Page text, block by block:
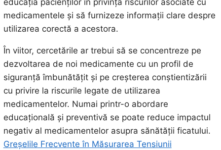
medicamentele și să furnizeze informații clare despre
utilizarea corectă a acestora.
În viitor, cercetările ar trebui să se concentreze pe
dezvoltarea de noi medicamente cu un profil de
siguranță îmbunătățit și pe creșterea conștientizării
cu privire la riscurile legate de utilizarea
medicamentelor. Numai printr-o abordare
educațională și preventivă se poate reduce impactul
negativ al medicamentelor asupra sănătății ficatului.
Greșelile Frecvente în Măsurarea Tensiunii